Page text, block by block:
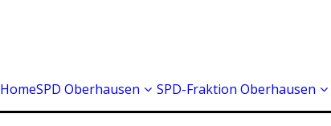
HomeSPD Oberhausen SPD-Fraktion Oberhausen